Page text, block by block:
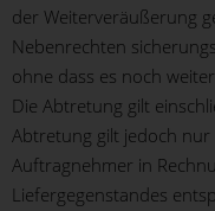
der Weiterveräußerung
Nebenrechten
ohne dass es noch
Die Abtretung gilt
Abtretung gilt jedoch nur
Auftragnehmer in
Liefergegenstandes